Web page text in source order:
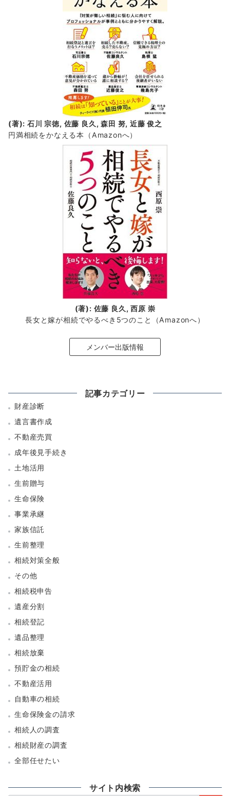
(著): 石川 宗徳, 佐藤 良久, 森田 努, 近藤 俊之
円満相続をかなえる本（Amazonへ）
(著): 佐藤 良久, 西原 崇
長女と嫁が相続でやるべき5つのこと（Amazonへ）
メンバー出版情報
記事カテゴリー
財産診断
遺言書作成
不動産売買
成年後見手続き
土地活用
生前贈与
生命保険
事業承継
家族信託
生前整理
相続対策全般
その他
相続税申告
遺産分割
相続登記
遺品整理
相続放棄
預貯金の相続
不動産活用
自動車の相続
生命保険金の請求
相続人の調査
相続財産の調査
全部任せたい
サイト内検索